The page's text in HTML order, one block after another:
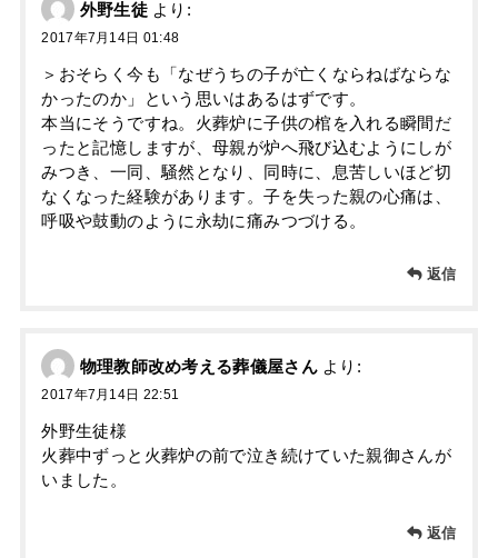
外野生徒 より:
2017年7月14日 01:48
＞おそらく今も「なぜうちの子が亡くならねばならな
かったのか」という思いはあるはずです。
本当にそうですね。火葬炉に子供の棺を入れる瞬間だ
ったと記憶しますが、母親が炉へ飛び込むようにしが
みつき、一同、騒然となり、同時に、息苦しいほど切
なくなった経験があります。子を失った親の心痛は、
呼吸や鼓動のように永劫に痛みつづける。
返信
物理教師改め考える葬儀屋さん より:
2017年7月14日 22:51
外野生徒様
火葬中ずっと火葬炉の前で泣き続けていた親御さんが
いました。
返信